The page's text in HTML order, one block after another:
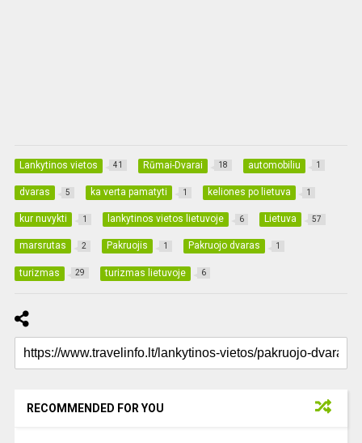
Lankytinos vietos 41 Rūmai-Dvarai 18 automobiliu 1
dvaras 5 ka verta pamatyti 1 keliones po lietuva 1
kur nuvykti 1 lankytinos vietos lietuvoje 6 Lietuva 57
marsrutas 2 Pakruojis 1 Pakruojo dvaras 1
turizmas 29 turizmas lietuvoje 6
RECOMMENDED FOR YOU